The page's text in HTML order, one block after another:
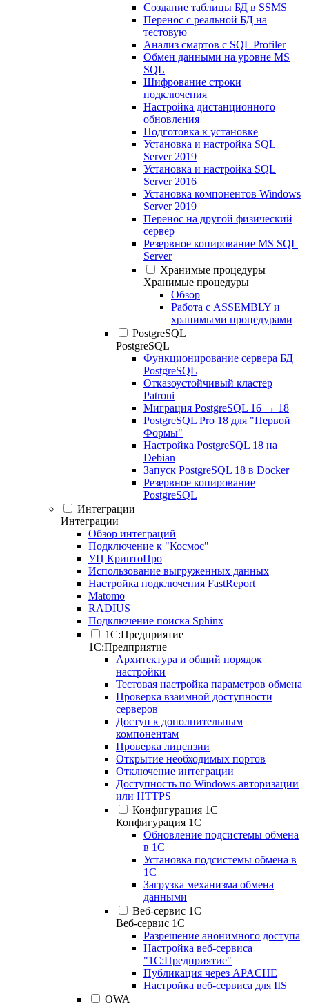
Создание таблицы БД в SSMS
Перенос с реальной БД на
тестовую
Анализ смартов с SQL Profiler
Обмен данными на уровне MS
SQL
Шифрование строки
подключения
Настройка дистанционного
обновления
Подготовка к установке
Установка и настройка SQL
Server 2019
Установка и настройка SQL
Server 2016
Установка компонентов Windows
Server 2019
Перенос на другой физический
сервер
Резервное копирование MS SQL
Server
Хранимые процедуры
Хранимые процедуры
Обзор
Работа с ASSEMBLY и
хранимыми процедурами
PostgreSQL
PostgreSQL
Функционирование сервера БД
PostgreSQL
Отказоустойчивый кластер
Patroni
Миграция PostgreSQL 16 → 18
PostgreSQL Pro 18 для "Первой
Формы"
Настройка PostgreSQL 18 на
Debian
Запуск PostgreSQL 18 в Docker
Резервное копирование
PostgreSQL
Интеграции
Интеграции
Обзор интеграций
Подключение к "Космос"
УЦ КриптоПро
Использование выгруженных данных
Настройка подключения FastReport
Matomo
RADIUS
Подключение поиска Sphinx
1С:Предприятие
1С:Предприятие
Архитектура и общий порядок
настройки
Тестовая настройка параметров обмена
Проверка взаимной доступности
серверов
Доступ к дополнительным
компонентам
Проверка лицензии
Открытие необходимых портов
Отключение интеграции
Доступность по Windows-авторизации
или HTTPS
Конфигурация 1С
Конфигурация 1С
Обновление подсистемы обмена
в 1С
Установка подсистемы обмена в
1С
Загрузка механизма обмена
данными
Веб-сервис 1С
Веб-сервис 1С
Разрешение анонимного доступа
Настройка веб-сервиса
"1С:Предприятие"
Публикация через APACHE
Настройка веб-сервиса для IIS
OWA